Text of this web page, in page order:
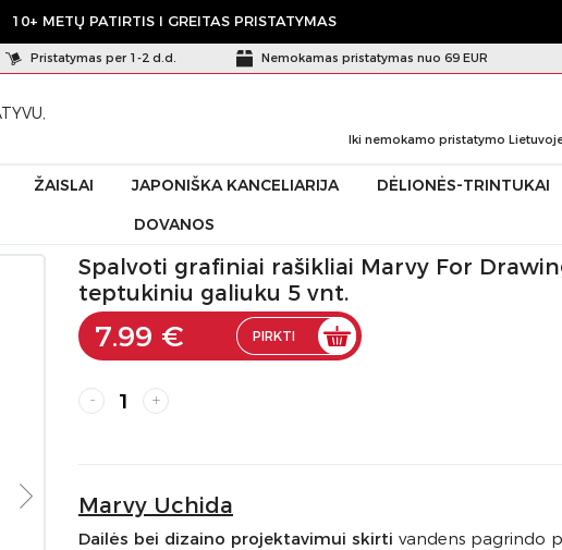
10+ METŲ PATIRTIS I GREITAS PRISTATYMAS
Pristatymas per 1-2 d.d. Nemokamas pristatymas nuo 69 EUR
Iki nemokamo pristatymo
ŽAISLAI JAPONIŠKA KANCELIARIJA DĖLIONĖS-TRINTUKAI
DOVANOS
Drawing #4600-5VC, teptukiniu galiuku 5 vnt.
Spalvoti grafiniai rašikliai Marvy For
teptukiniu galiuku 5 vnt.
7.99 € PIRKTI
- +
Marvy Uchida
Dailės bei dizaino projektavimui skirti vandens pagrindo